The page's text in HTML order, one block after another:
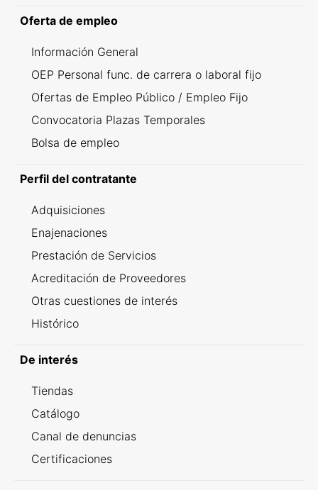
Oferta de empleo
Información General
OEP Personal func. de carrera o laboral fijo
Ofertas de Empleo Público / Empleo Fijo
Convocatoria Plazas Temporales
Bolsa de empleo
Perfil del contratante
Adquisiciones
Enajenaciones
Prestación de Servicios
Acreditación de Proveedores
Otras cuestiones de interés
Histórico
De interés
Tiendas
Catálogo
Canal de denuncias
Certificaciones